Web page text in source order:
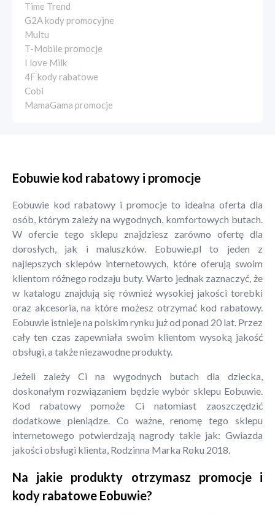
Time Trend
G2A kody promocyjne
Multu
T-Mobile promocje
I love Milk
4F kody rabatowe
Cobi
MamaGama promocje
Eobuwie kod rabatowy i promocje
Eobuwie kod rabatowy i promocje to idealna oferta dla
osób, którym zależy na wygodnych, komfortowych butach.
W ofercie tego sklepu znajdziesz zarówno ofertę dla
dorosłych, jak i maluszków. Eobuwie.pl to jeden z
najlepszych sklepów internetowych, które oferują swoim
klientom różnego rodzaju buty. Warto jednak zaznaczyć, że
w katalogu znajdują się również wysokiej jakości torebki
oraz akcesoria, na które możesz otrzymać kod rabatowy.
Eobuwie istnieje na polskim rynku już od ponad 20 lat. Przez
cały ten czas zapewniała swoim klientom wysoką jakość
obsługi, a także niezawodne produkty.
Jeżeli zależy Ci na wygodnych butach dla dziecka,
doskonałym rozwiązaniem będzie wybór sklepu Eobuwie.
Kod rabatowy pomoże Ci natomiast zaoszczędzić
dodatkowe pieniądze. Co ważne, renomę tego sklepu
internetowego potwierdzają nagrody takie jak: Gwiazda
jakości obsługi klienta, Rodzinna Marka Roku 2018.
Na jakie produkty otrzymasz promocje i
kody rabatowe Eobuwie?